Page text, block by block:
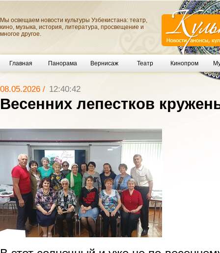
Мы освещаем новости культуры Узбекистана: театр,
кино, музыка, история, литература, просвещение и
многое другое.
Главная Панорама Вернисаж Театр Кинопром
08.05.2026 / 12:40:42
Весенних лепестков